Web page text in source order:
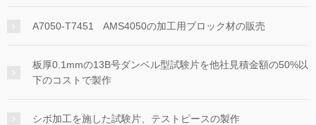
A7050-T7451 AMS4050の加工用ブロック材の販売
板厚0.1mmの13B号ダンベル型試験片を他社見積金額の50%以
下のコストで製作
シボ加工を施した試験片、テストピースの製作